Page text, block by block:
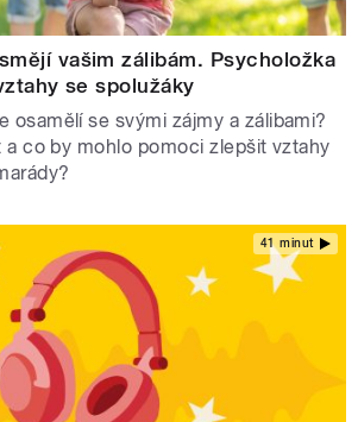
vašim zálibám. Psycholožka
se spolužáky
osamělí se svými zájmy a zálibami?
a co by mohlo pomoci zlepšit vztahy
41 minut